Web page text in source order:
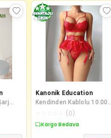
Kanonik Education
Kendinden Kablolu 10.000
Mah Powerbank
(0)
Kargo Bedava